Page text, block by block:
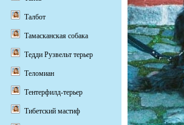
Талбот
Тамасканская собака
Тедди Рузвельт терьер
Теломиан
Тентерфилд-терьер
Тибетский мастиф